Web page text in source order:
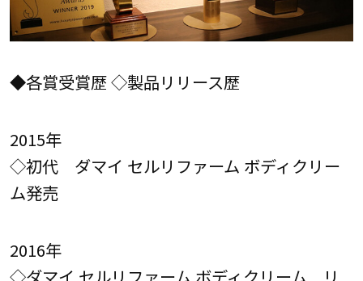
◆各賞受賞歴 ◇製品リリース歴
2015年
◇初代 ダマイ セルリファーム ボディクリー
ム発売
2016年